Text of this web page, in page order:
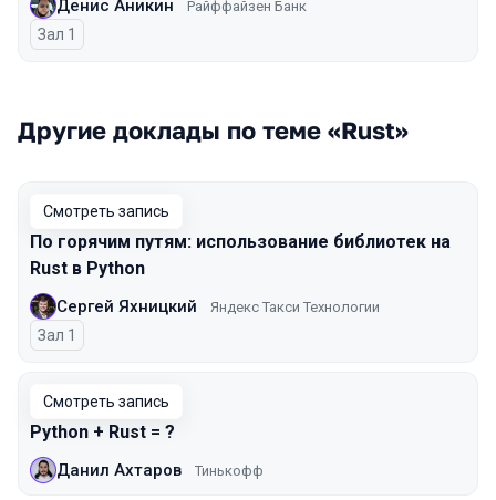
Денис Аникин Райффайзен Банк
Зал 1
Другие доклады по теме «Rust»
Смотреть запись
По горячим путям: использование библиотек на
Rust в Python
Сергей Яхницкий Яндекс Такси Технологии
Зал 1
Смотреть запись
Python + Rust = ?
Данил Ахтаров Тинькофф